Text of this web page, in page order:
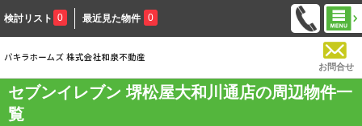
検討リスト 0 最近見た物件 0
お問合せ
セブンイレブン 堺松屋大和川通店の周辺物件一
覧